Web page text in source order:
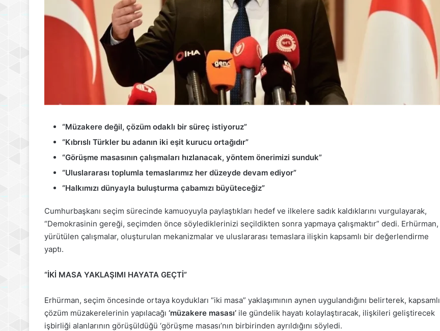
“Müzakere değil, çözüm odaklı bir süreç istiyoruz”
“Kıbrıslı Türkler bu adanın iki eşit kurucu ortağıdır”
“Görüşme masasının çalışmaları hızlanacak, yöntem önerimizi sunduk”
“Uluslararası toplumla temaslarımız her düzeyde devam ediyor”
“Halkımızı dünyayla buluşturma çabamızı büyüteceğiz”
Cumhurbaşkanı seçim sürecinde kamuoyuyla paylaştıkları hedef ve ilkelere sadık kaldıklarını vurgulayarak,
“Demokrasinin gereği, seçimden önce söylediklerinizi seçildikten sonra yapmaya çalışmaktır” dedi. Erhürman,
yürütülen çalışmalar, oluşturulan mekanizmalar ve uluslararası temaslara ilişkin kapsamlı bir değerlendirme
yaptı.
“İKİ MASA YAKLAŞIMI HAYATA GEÇTİ”
Erhürman, seçim öncesinde ortaya koydukları “iki masa” yaklaşımının aynen uygulandığını belirterek, kapsamlı
çözüm müzakerelerinin yapılacağı ‘müzakere masası’ ile gündelik hayatı kolaylaştıracak, ilişkileri geliştirecek
işbirliği alanlarının görüşüldüğü ‘görüşme masası’nın birbirinden ayrıldığını söyledi.